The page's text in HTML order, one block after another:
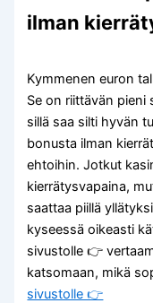
ilman
Kymmenen euron
Se on riittävän pieni
sillä saa silti hyvän
bonusta ilman
ehtoihin. Jotkut
kierrätysvapaina,
saattaa piillä
kyseessä oikeasti
sivustolle 👉
katsomaan, mikä
sivustolle 👉